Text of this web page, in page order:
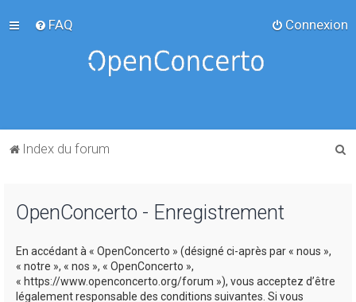
FAQ Connexion
Index du forum
OpenConcerto - Enregistrement
En accédant à « OpenConcerto » (désigné ci-après par « nous »,
« notre », « nos », « OpenConcerto »,
« https://www.openconcerto.org/forum »), vous acceptez d’être
légalement responsable des conditions suivantes. Si vous